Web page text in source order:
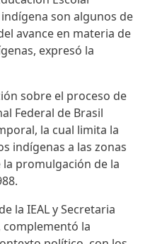
son algunos de
avance en materia de
expresó la
sobre el proceso de
Federal de Brasil
la cual limita la
indígenas a las zonas
promulgación de la
la IEAL y Secretaria
complementó la